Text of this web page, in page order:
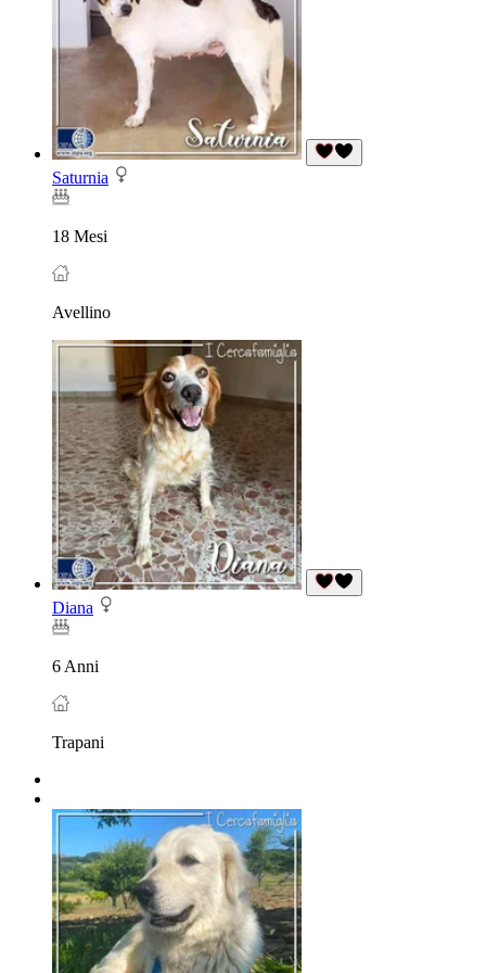
Saturnia
18 Mesi
Avellino
Diana
6 Anni
Trapani